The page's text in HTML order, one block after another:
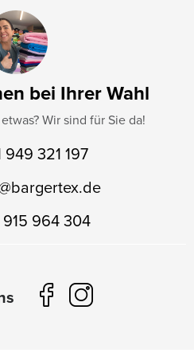
bei Ihrer Wahl
Wir sind für Sie da!
949 321 197
bargertex.de
915 964 304